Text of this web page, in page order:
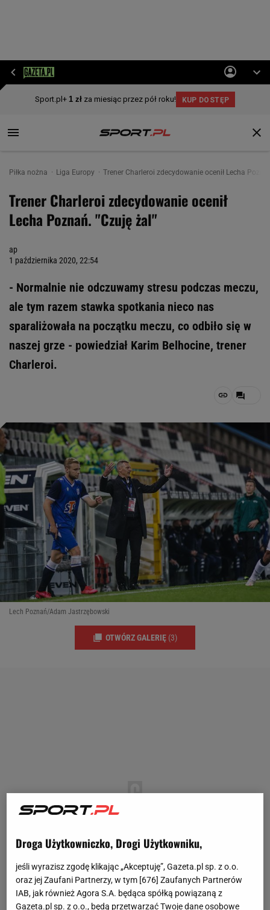
Piłka nożna Liga Europy Trener Charleroi zdecydowanie ocenił Lecha
Trener Charleroi zdecydowanie ocenił
Lecha Poznań. "Czuję żal"
ap
1 października 2020, 22:54
- Normalnie nie odczuwamy stresu podczas meczu,
ale tym razem stawka spotkania nieco nas
sparaliżowała na początku meczu, co odbiło się w
naszej grze - powiedział Karim Belhocine, trener
Charleroi.
Lech Poznań/Adam Jastrzębowski
OTWÓRZ GALERIĘ (3)
Droga Użytkowniczko, Drogi Użytkowniku,
jeśli wyrazisz zgodę klikając „Akceptuję”, Gazeta.pl sp. z o.o.
oraz jej Zaufani Partnerzy, w tym [676] Zaufanych Partnerów
IAB, jak również Agora S.A. będąca spółką powiązaną z
Gazeta.pl sp. z o.o., będą przetwarzać Twoje dane osobowe